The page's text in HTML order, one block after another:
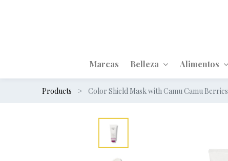
Marcas Belleza Alimentos
Products Color Shield Mask with Camu Camu Berries